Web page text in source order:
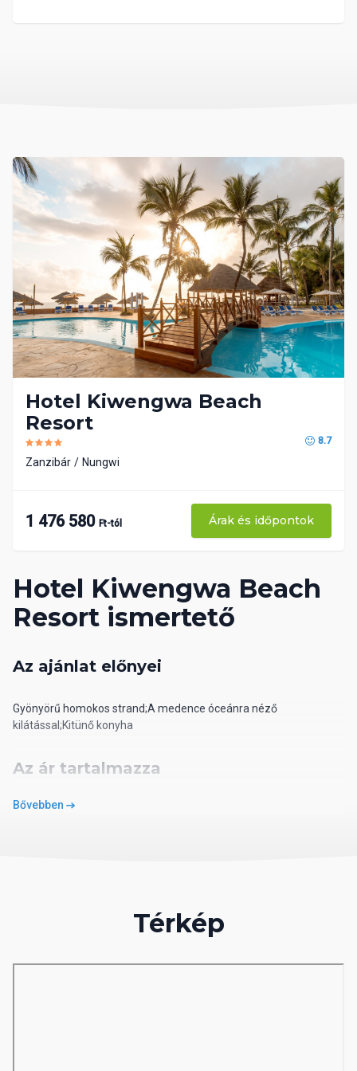
Hotel Kiwengwa Beach
Resort ismertető
Az ajánlat előnyei
Gyönyörű homokos strand;A medence óceánra néző
kilátással;Kitünő konyha
Az ár tartalmazza
* a repülőjegyet, a repülőtéri adókat és illetékeket; * a helyi
A több épületből és bungalókból álló, helyi stílusban épült
Bővebben
Hotel Kiwengwa Beach
Resort
8.7
Zanzibár Nungwi
1 476 580 Ft-tól Árak és időpontok
Térkép